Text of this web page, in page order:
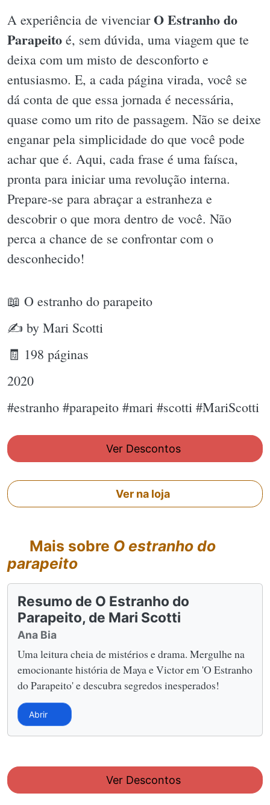
A experiência de vivenciarO Estranho do
Parapeito é, sem dúvida, uma viagem que te
deixa com um misto de desconforto e
entusiasmo. E, a cada página virada, você se
dá conta de que essa jornada é necessária,
quase como um rito de passagem. Não se deixe
enganar pela simplicidade do que você pode
achar que é. Aqui, cada frase é uma faísca,
pronta para iniciar uma revolução interna.
Prepare-se para abraçar a estranheza e
descobrir o que mora dentro de você. Não
perca a chance de se confrontar com o
desconhecido!
📖 O estranho do parapeito
✍ by Mari Scotti
🧾 198 páginas
2020
#estranho #parapeito #mari #scotti #MariScotti
Ver Descontos
Ver na loja
Mais sobre O estranho do
parapeito
Resumo de O Estranho do
Parapeito, de Mari Scotti
Ana Bia
Uma leitura cheia de mistérios e drama. Mergulhe na
emocionante história de Maya e Victor em 'O Estranho
do Parapeito' e descubra segredos inesperados!
Abrir
Ver Descontos